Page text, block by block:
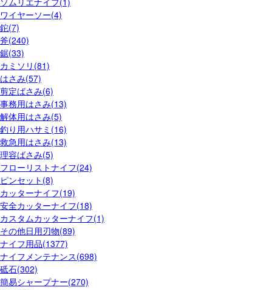
ワイヤーソー(4)
鉈(7)
斧(240)
鋸(33)
カミソリ(81)
はさみ(57)
剪定ばさみ(6)
事務用はさみ(13)
解体用はさみ(5)
釣り用ハサミ(16)
救急用はさみ(13)
理容ばさみ(5)
フローリストナイフ(24)
ピンセット(8)
カッターナイフ(19)
安全カッターナイフ(18)
カスタムカッターナイフ(1)
その他日用刃物(89)
ナイフ用品(1377)
ナイフメンテナンス(698)
砥石(302)
簡易シャープナー(270)